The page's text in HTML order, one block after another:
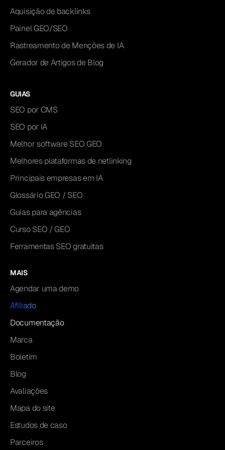
Aquisição de backlinks
Painel GEO/SEO
Rastreamento de Menções de IA
Gerador de Artigos de Blog
GUIAS
SEO por CMS
SEO por IA
Melhor software SEO GEO
Melhores plataformas de netlinking
Principais empresas em IA
Glossário GEO / SEO
Guias para agências
Curso SEO / GEO
Ferramentas SEO gratuitas
MAIS
Agendar uma demo
Afiliado
Documentação
Marca
Boletim
Blog
Avaliações
Mapa do site
Estudos de caso
Parceiros